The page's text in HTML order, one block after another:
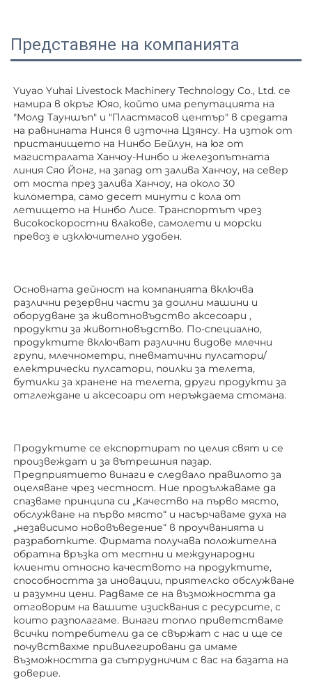
Представяне на компанията
Yuyao Yuhai Livestock Machinery Technology Co., Ltd. се
намира в окръг Юяо, който има репутацията на
"Молд Тауншъп" и "Пластмасов център" в средата
на равнината Нинся в източна Цзянсу. На изток от
пристанището на Нинбо Бейлун, на юг от
магистралата Ханчоу-Нинбо и железопътната
линия Сяо Йонг, на запад от залива Ханчоу, на север
от моста през залива Ханчоу, на около 30
километра, само десет минути с кола от
летището на Нинбо Лисе. Транспортът чрез
високоскоростни влакове, самолети и морски
превоз е изключително удобен.
Основната дейност на компанията включва
различни резервни части за доилни машини и
оборудване за животновъдство аксесоари ,
продукти за животновъдство. По-специално,
продуктите включват различни видове млечни
групи, млечнометри, пневматични пулсатори/
електрически пулсатори, поилки за телета,
бутилки за хранене на телета, други продукти за
отглеждане и аксесоари от неръждаема стомана.
Продуктите се експортират по целия свят и се
произвеждат и за вътрешния пазар.
Предприятието винаги е следвало правилото за
оцеляване чрез честност. Ние продължаваме да
спазваме принципа си „Качество на първо място,
обслужване на първо място“ и насърчаваме духа на
„независимо нововъведение“ в проучванията и
разработките. Фирмата получава положителна
обратна връзка от местни и международни
клиенти относно качеството на продуктите,
способността за иновации, приятелско обслужване
и разумни цени. Радваме се на възможността да
отговорим на вашите изисквания с ресурсите, с
които разполагаме. Винаги топло приветстваме
всички потребители да се свържат с нас и ще се
почувствахме привилегировани да имаме
възможността да сътрудничим с вас на базата на
доверие.